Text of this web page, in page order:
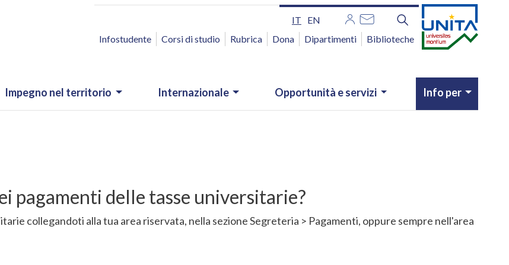
IT EN
ACCESSO RAPIDO
Infostudente Corsi di studio Rubrica Dona Dipartimenti Biblioteche
Impegno nel territorio Internazionale Opportunità e servizi Info per
pagamenti delle tasse universitarie?
collegandoti alla tua area riservata, nella sezione Segreteria > Pagamenti, oppure sempre nell'area